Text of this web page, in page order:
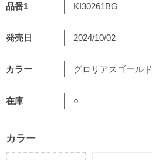
品番1 KI30261BG
発売日 2024/10/02
カラー グロリアスゴールド
在庫 ○
カラー